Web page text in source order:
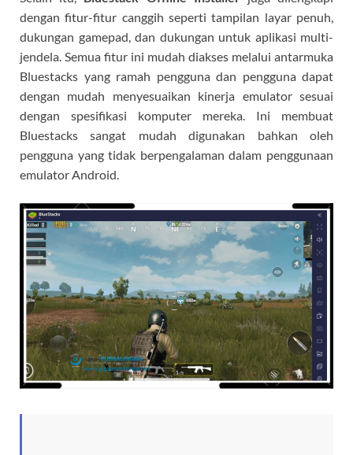
dengan fitur-fitur canggih seperti tampilan layar penuh,
dukungan gamepad, dan dukungan untuk aplikasi multi-
jendela. Semua fitur ini mudah diakses melalui antarmuka
Bluestacks yang ramah pengguna dan pengguna dapat
dengan mudah menyesuaikan kinerja emulator sesuai
dengan spesifikasi komputer mereka. Ini membuat
Bluestacks sangat mudah digunakan bahkan oleh
pengguna yang tidak berpengalaman dalam penggunaan
emulator Android.